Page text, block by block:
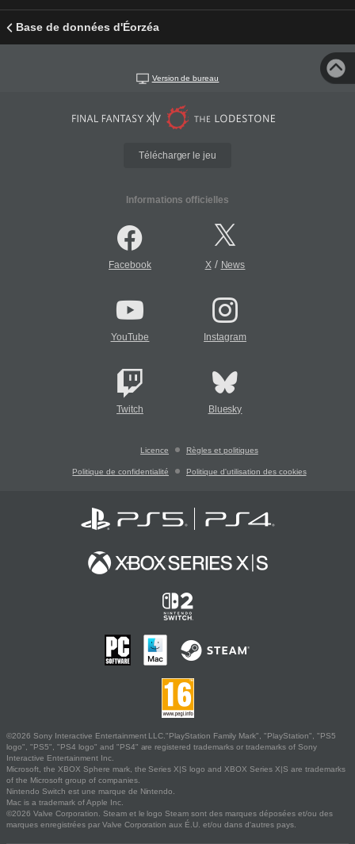
Base de données d'Éorzéa
Version de bureau
Télécharger le jeu
Informations officielles
Facebook X/ News
YouTube Instagram
Twitch Bluesky
Licence Règles et politiques
Politique de confidentialité Politique d'utilisation des cookies
©2026 Sony Interactive Entertainment LLC."PlayStation Family Mark", "PlayStation", "PS5
logo", "PS5", "PS4 logo" and "PS4" are registered trademarks or trademarks of Sony
Interactive Entertainment Inc.
Microsoft, the XBOX Sphere mark, the Series X|S logo and XBOX Series X|S are trademarks
of the Microsoft group of companies.
Nintendo Switch est une marque de Nintendo.
Mac is a trademark of Apple Inc.
©2026 Valve Corporation. Steam et le logo Steam sont des marques déposées et/ou des
marques enregistrées par Valve Corporation aux É.U. et/ou dans d'autres pays.